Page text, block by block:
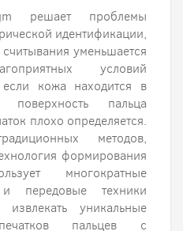
решает проблемы
идентификации,
уменьшается
условий
кожа находится в
поверхность пальца
плохо определяется.
методов,
формирования
многократные
передовые техники
уникальные
пальцев с